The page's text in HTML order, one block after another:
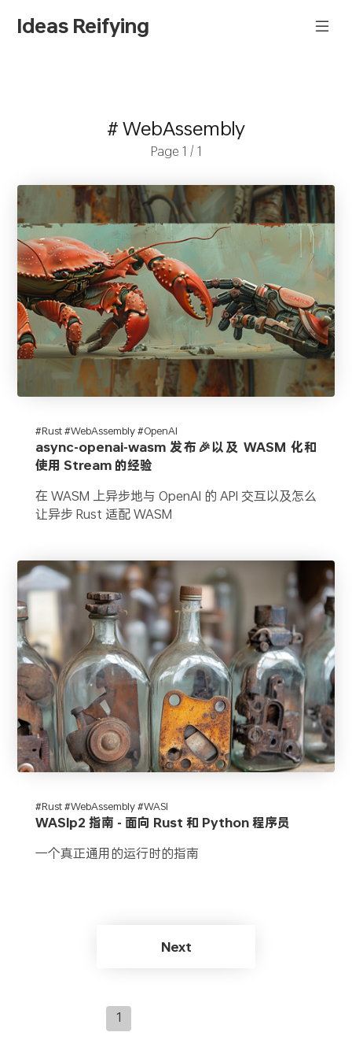
Ideas Reifying
# WebAssembly
Page 1 / 1
#Rust #WebAssembly #OpenAI
async-openai-wasm 发布🎉以及 WASM 化和
使用 Stream 的经验
在 WASM 上异步地与 OpenAI 的 API 交互以及怎么
让异步 Rust 适配 WASM
#Rust #WebAssembly #WASI
WASIp2 指南 - 面向 Rust 和 Python 程序员
一个真正通用的运行时的指南
Next
1